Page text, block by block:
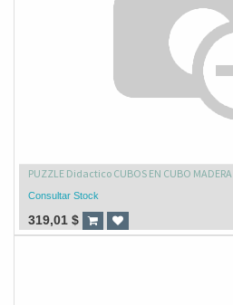
PUZZLE Didactico CUBOS EN CUBO MADERA
Consultar Stock
319,01 $